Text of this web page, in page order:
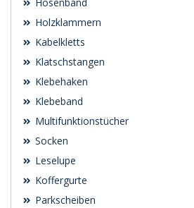
Hosenband
Holzklammern
Kabelkletts
Klatschstangen
Klebehaken
Klebeband
Multifunktionstücher
Socken
Leselupe
Koffergurte
Parkscheiben